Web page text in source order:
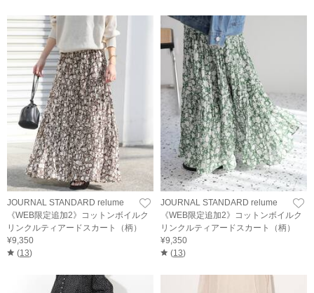
JOURNAL STANDARD relume
《WEB限定追加2》コットンボイルク
リンクルティアードスカート（柄）
¥9,350
(13)
JOURNAL STANDARD relume
《WEB限定追加2》コットンボイルク
リンクルティアードスカート（柄）
¥9,350
(13)